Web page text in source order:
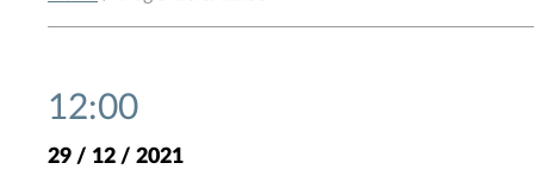
12:00
29 / 12 / 2021